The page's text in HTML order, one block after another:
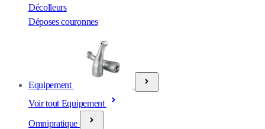
Décolleurs
Déposes couronnes
Equipement
Voir tout Equipement
Omnipratique